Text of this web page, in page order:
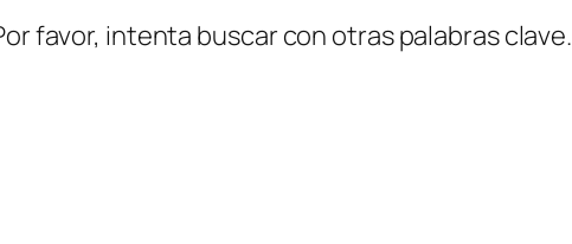
favor, intenta buscar con otras palabras clave.